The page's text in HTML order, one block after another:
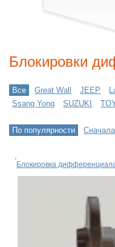
Блокировки
Все Great Wall JEEP
Ssang Yong
SUZUKI
По популярности
Блокировка